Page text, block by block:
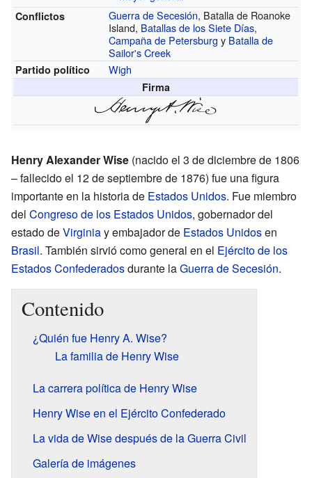
Conflictos Guerra de Secesión, Batalla de Roanoke
Island, Batallas de los Siete Días,
Campaña de Petersburg y Batalla de
Sailor's Creek
Partido político Wigh
Firma
Henry Alexander Wise (nacido el 3 de diciembre de 1806
– fallecido el 12 de septiembre de 1876) fue una figura
importante en la historia de Estados Unidos. Fue miembro
del Congreso de los Estados Unidos, gobernador del
estado deVirginiay embajador de Estados Unidosen
Brasil. También sirvió como general en el Ejército de los
Estados Confederadosdurante laGuerra de Secesión.
Contenido
¿Quién fue Henry A. Wise?
La familia de Henry Wise
La carrera política de Henry Wise
Henry Wise en el Ejército Confederado
La vida de Wise después de la Guerra Civil
Galería de imágenes